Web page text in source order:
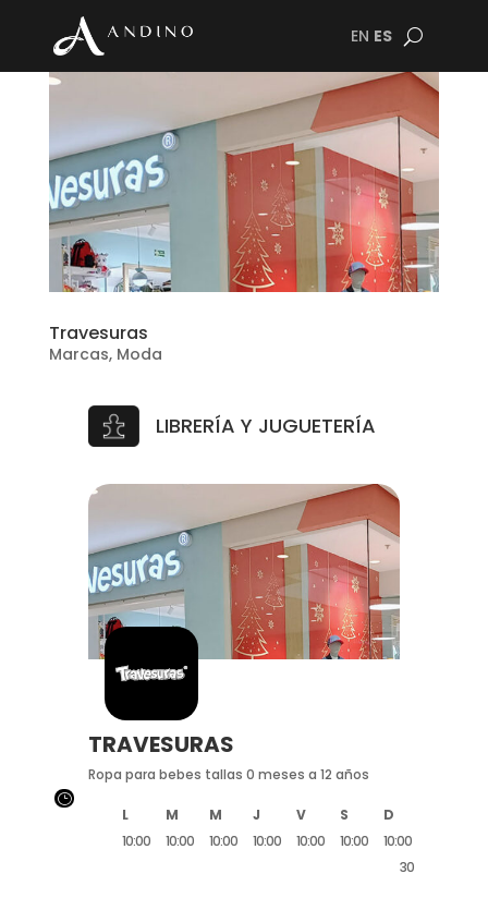
EN ES
Travesuras
Marcas, Moda
LIBRERÍA Y JUGUETERÍA
TRAVESURAS
Ropa para bebes tallas 0 meses a 12 años
L M M J V S
D
10:00
10:00
10:00
10:00
10:00
10:00
10:00
20:30
}